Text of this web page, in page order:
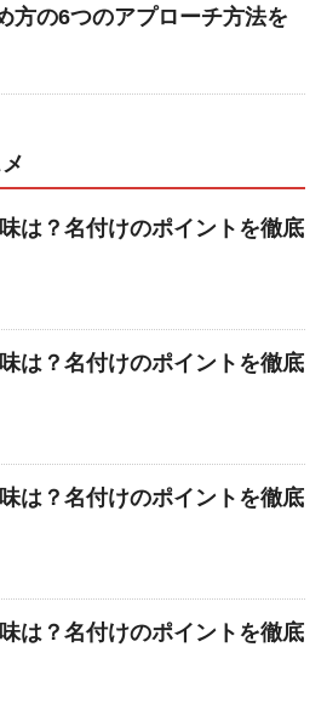
方の6つのアプローチ方法を
は？名付けのポイントを徹底
は？名付けのポイントを徹底
は？名付けのポイントを徹底
は？名付けのポイントを徹底